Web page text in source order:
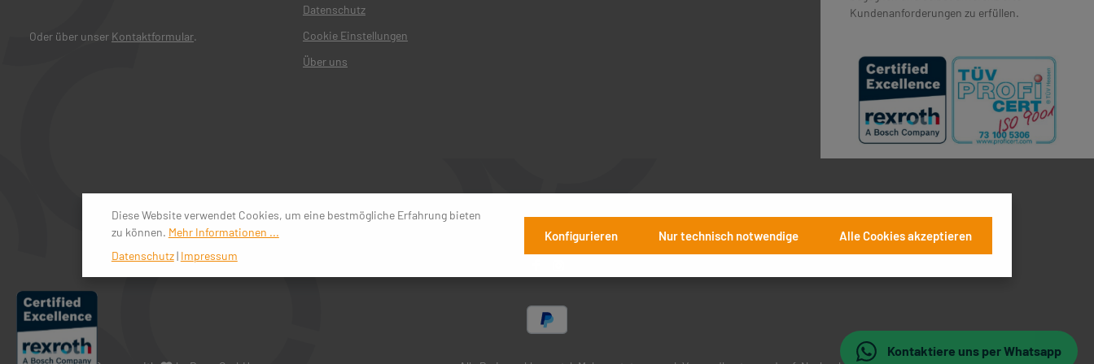
Oder über unser Kontaktformular.
Datenschutz
Cookie Einstellungen
Über uns
Kundenanforderungen zu erfüllen.
Kontaktiere uns per Whatsapp
Diese Website verwendet Cookies, um eine bestmögliche Erfahrung bieten
zu können. Mehr Informationen ...
Datenschutz| Impressum
Nur technisch notwendige
Konfigurieren Alle Cookies akzeptieren